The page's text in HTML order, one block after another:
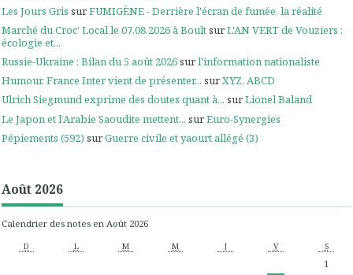
Les Jours Gris surFUMIGÈNE - Derrière l'écran de fumée, la réalité
Marché du Croc' Local le 07.08.2026 à BoultsurL'AN VERT de Vouziers :
écologie et...
Russie-Ukraine : Bilan du 5 août 2026surl'information nationaliste
Humour. France Inter vient de présenter... surXYZ, ABCD
Ulrich Siegmund exprime des doutes quant à... surLionel Baland
Le Japon et l’Arabie Saoudite mettent... surEuro-Synergies
Pépiements (592) surGuerre civile et yaourt allégé (3)
Août 2026
Calendrier des notes en Août 2026
D L M M J V S
1